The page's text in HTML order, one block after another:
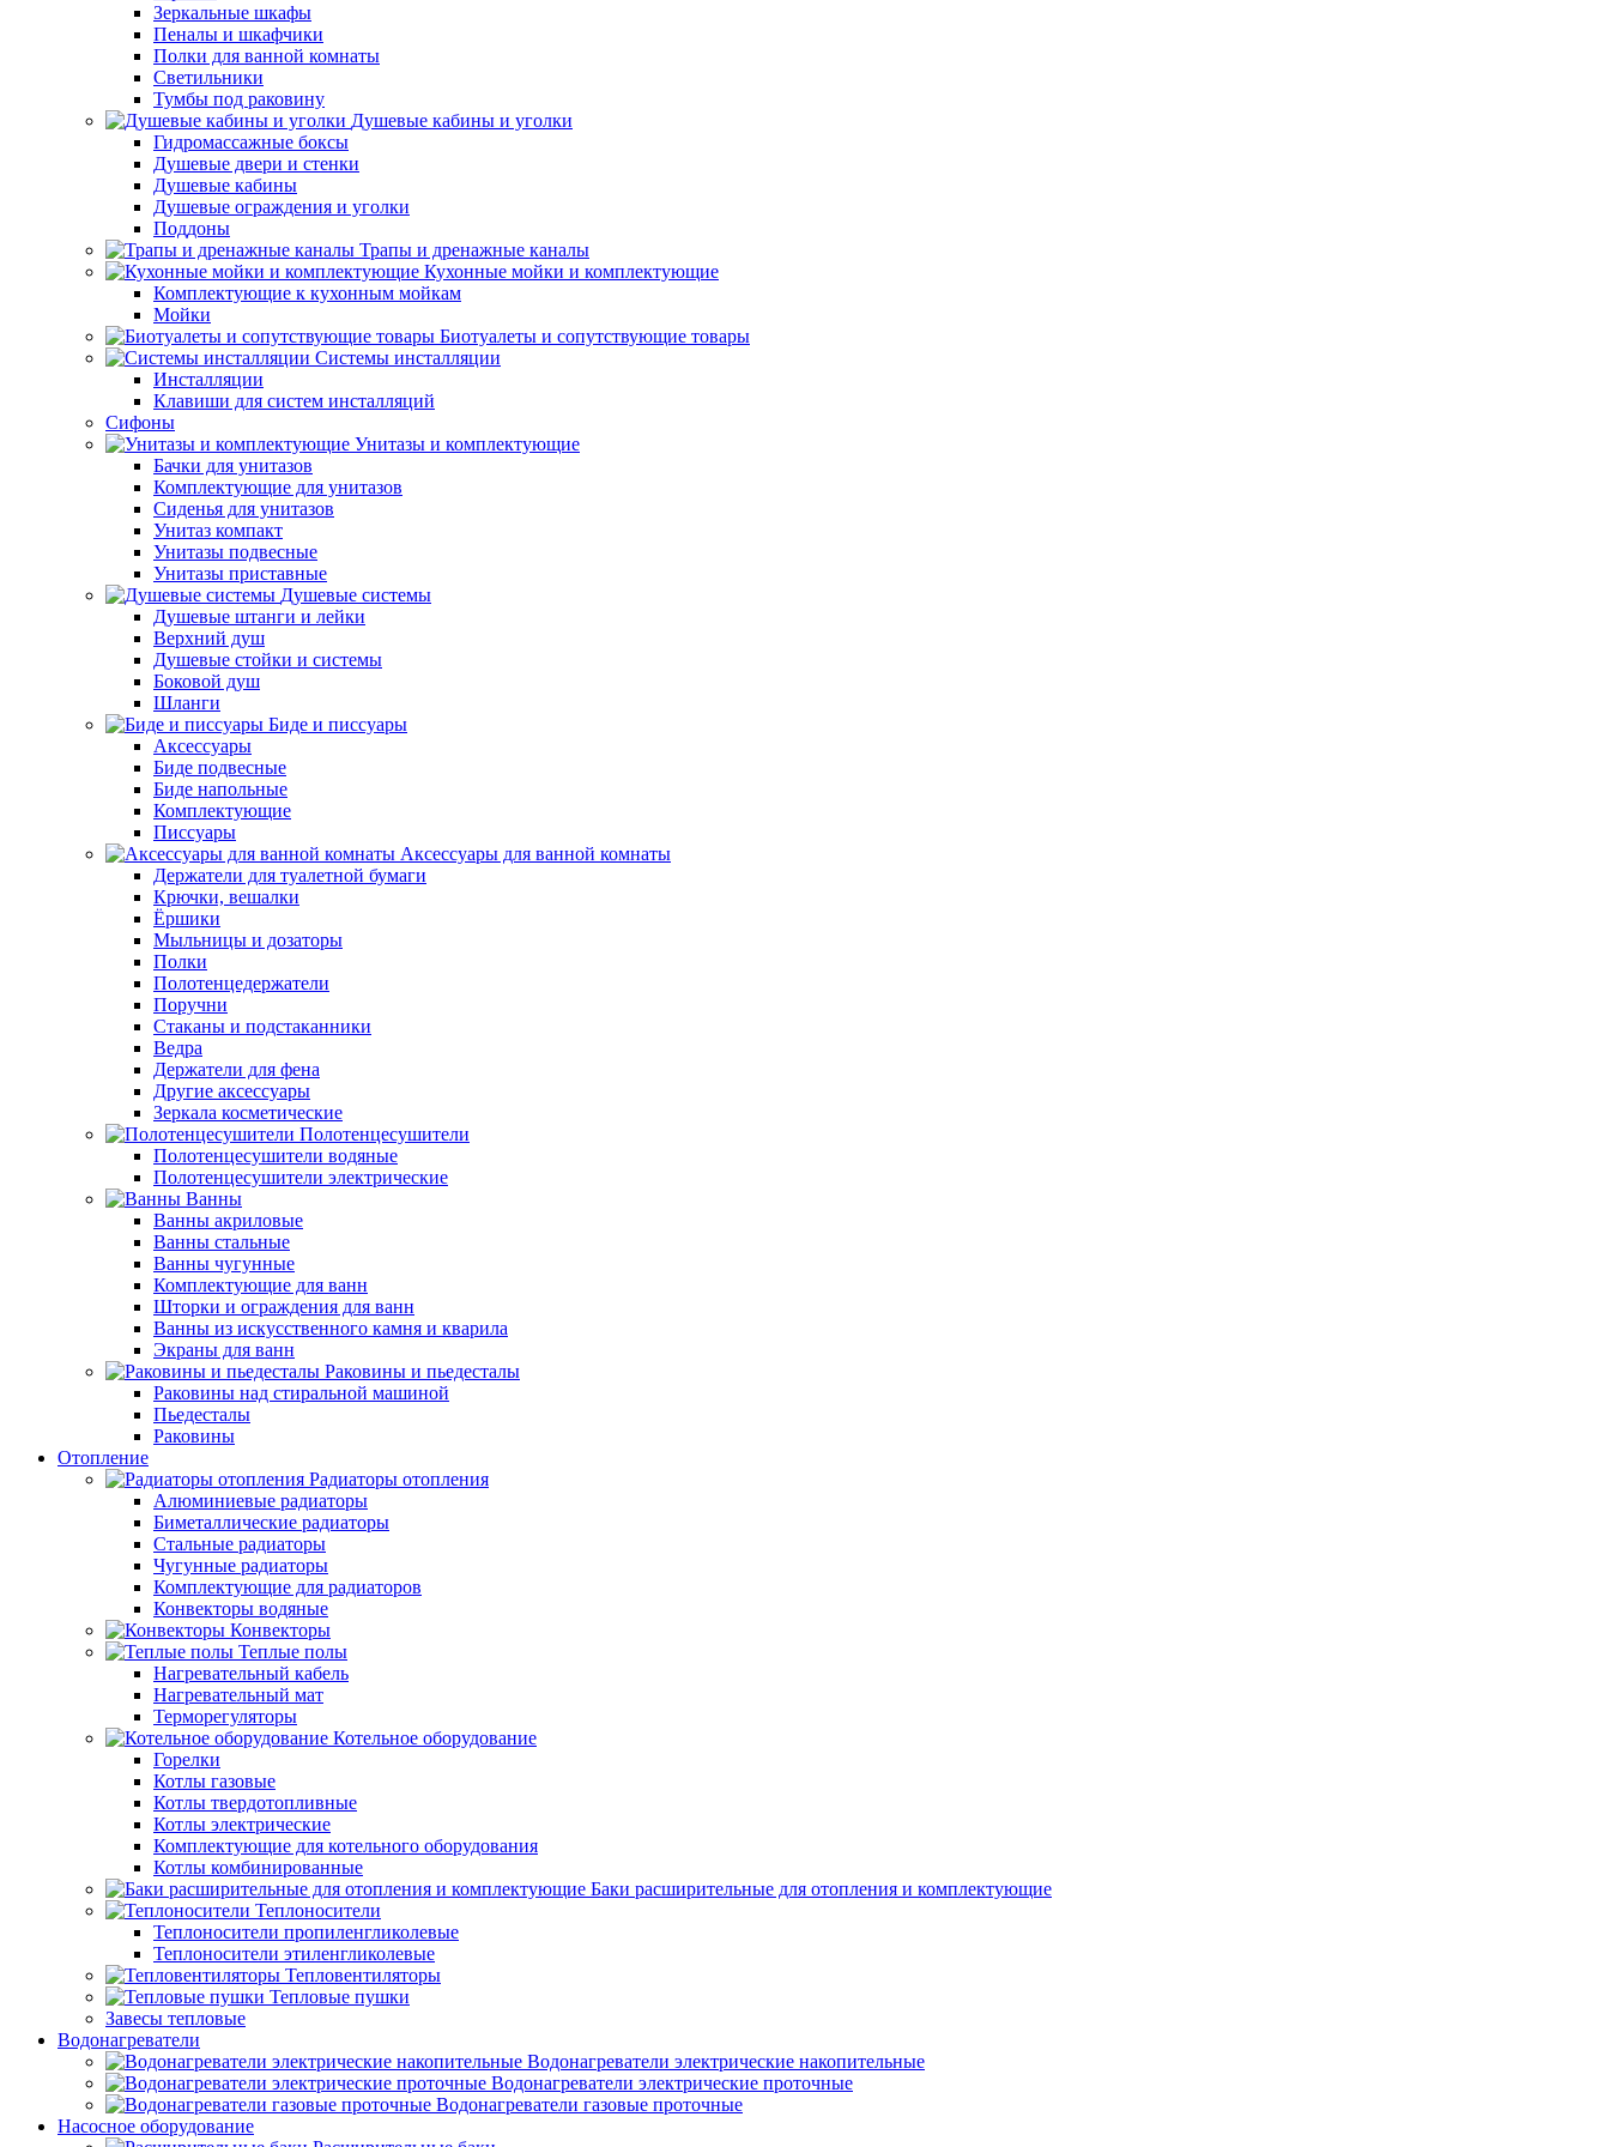
Зеркальные шкафы
Пеналы и шкафчики
Полки для ванной комнаты
Светильники
Тумбы под раковину
Душевые кабины и уголки
Гидромассажные боксы
Душевые двери и стенки
Душевые кабины
Душевые ограждения и уголки
Поддоны
Трапы и дренажные каналы
Кухонные мойки и комплектующие
Комплектующие к кухонным мойкам
Мойки
Биотуалеты и сопутствующие товары
Системы инсталляции
Инсталляции
Клавиши для систем инсталляций
Сифоны
Унитазы и комплектующие
Бачки для унитазов
Комплектующие для унитазов
Сиденья для унитазов
Унитаз компакт
Унитазы подвесные
Унитазы приставные
Душевые системы
Душевые штанги и лейки
Верхний душ
Душевые стойки и системы
Боковой душ
Шланги
Биде и писсуары
Аксессуары
Биде подвесные
Биде напольные
Комплектующие
Писсуары
Аксессуары для ванной комнаты
Держатели для туалетной бумаги
Крючки, вешалки
Ёршики
Мыльницы и дозаторы
Полки
Полотенцедержатели
Поручни
Стаканы и подстаканники
Ведра
Держатели для фена
Другие аксессуары
Зеркала косметические
Полотенцесушители
Полотенцесушители водяные
Полотенцесушители электрические
Ванны
Ванны акриловые
Ванны стальные
Ванны чугунные
Комплектующие для ванн
Шторки и ограждения для ванн
Ванны из искусственного камня и кварила
Экраны для ванн
Раковины и пьедесталы
Раковины над стиральной машиной
Пьедесталы
Раковины
Отопление
Радиаторы отопления
Алюминиевые радиаторы
Биметаллические радиаторы
Стальные радиаторы
Чугунные радиаторы
Комплектующие для радиаторов
Конвекторы водяные
Конвекторы
Теплые полы
Нагревательный кабель
Нагревательный мат
Терморегуляторы
Котельное оборудование
Горелки
Котлы газовые
Котлы твердотопливные
Котлы электрические
Комплектующие для котельного оборудования
Котлы комбинированные
Баки расширительные для отопления и комплектующие
Теплоносители
Теплоносители пропиленгликолевые
Теплоносители этиленгликолевые
Тепловентиляторы
Тепловые пушки
Завесы тепловые
Водонагреватели
Водонагреватели электрические накопительные
Водонагреватели электрические проточные
Водонагреватели газовые проточные
Насосное оборудование